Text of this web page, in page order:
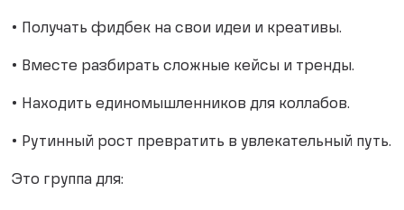
• Получать фидбек на свои идеи и креативы.
• Вместе разбирать сложные кейсы и тренды.
• Находить единомышленников для коллабов.
• Рутинный рост превратить в увлекательный путь.
Это группа для: